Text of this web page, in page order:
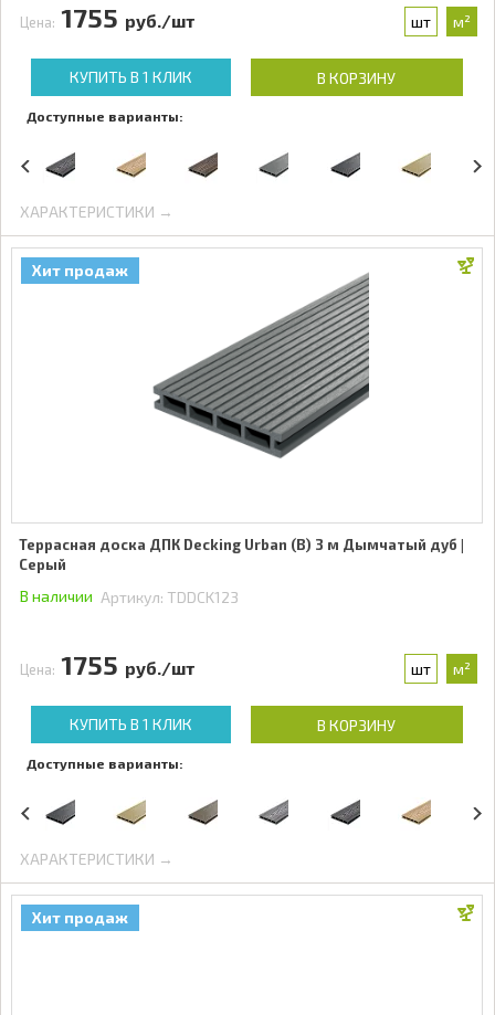
Цена: 1755 руб./шт шт м²
КУПИТЬ В 1 КЛИК В КОРЗИНУ
Доступные варианты:
ХАРАКТЕРИСТИКИ →
Хит продаж
Террасная доска ДПК Decking Urban (В) 3 м Дымчатый дуб |
Серый
В наличии Артикул: TDDCK123
Цена: 1755 руб./шт шт м²
КУПИТЬ В 1 КЛИК В КОРЗИНУ
Доступные варианты:
ХАРАКТЕРИСТИКИ →
Хит продаж